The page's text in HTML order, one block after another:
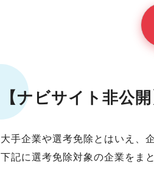
【ナビサイト非公
大手企業や選考免除とはいえ、
下記に選考免除対象の企業をま